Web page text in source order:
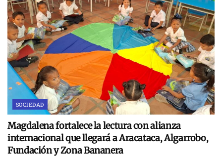
SOCIEDAD
Magdalena fortalece la lectura con alianza
internacional que llegará a Aracataca, Algarrobo,
Fundación y Zona Bananera